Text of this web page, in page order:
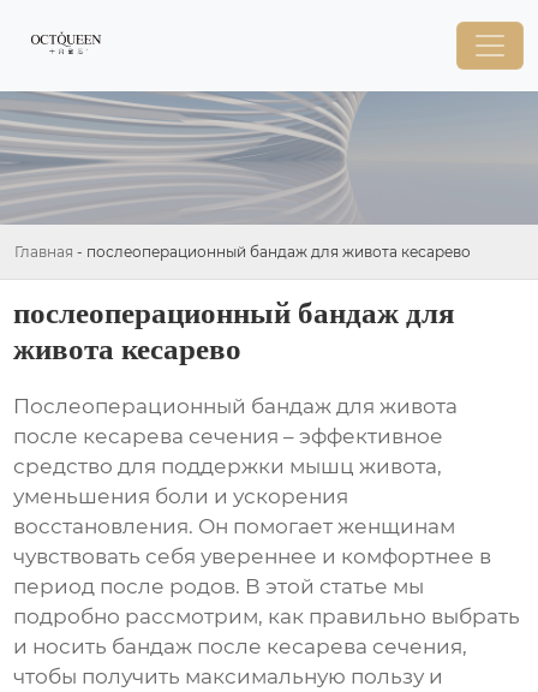
Главная - послеоперационный бандаж для живота кесарево
послеоперационный бандаж для
живота кесарево
Послеоперационный бандаж для живота
после кесарева сечения – эффективное
средство для поддержки мышц живота,
уменьшения боли и ускорения
восстановления. Он помогает женщинам
чувствовать себя увереннее и комфортнее в
период после родов. В этой статье мы
подробно рассмотрим, как правильно выбрать
и носить бандаж после кесарева сечения,
чтобы получить максимальную пользу и